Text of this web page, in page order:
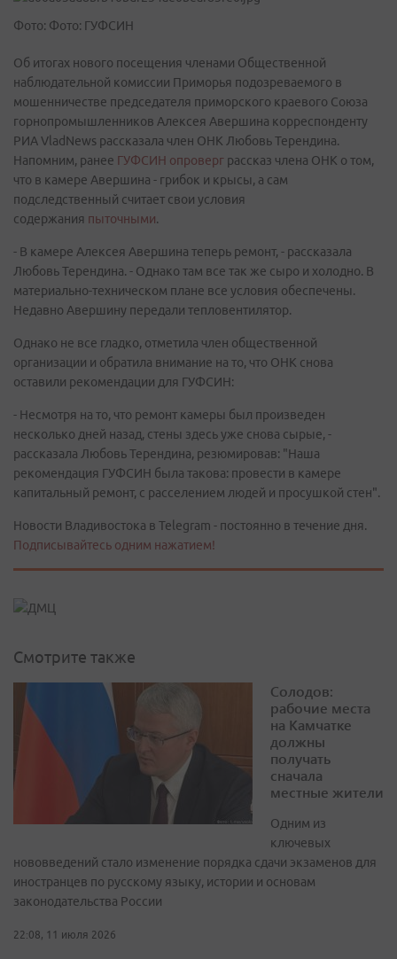
Фото: Фото: ГУФСИН
Об итогах нового посещения членами Общественной
наблюдательной комиссии Приморья подозреваемого в
мошенничестве председателя приморского краевого Союза
горнопромышленников Алексея Авершина корреспонденту
РИА VladNews рассказала член ОНК Любовь Терендина.
Напомним, ранее ГУФСИН опроверг рассказ члена ОНК о том,
что в камере Авершина - грибок и крысы, а сам
подследственный считает свои условия
содержания пыточными.
- В камере Алексея Авершина теперь ремонт, - рассказала
Любовь Терендина. - Однако там все так же сыро и холодно. В
материально-техническом плане все условия обеспечены.
Недавно Авершину передали тепловентилятор.
Однако не все гладко, отметила член общественной
организации и обратила внимание на то, что ОНК снова
оставили рекомендации для ГУФСИН:
- Несмотря на то, что ремонт камеры был произведен
несколько дней назад, стены здесь уже снова сырые, -
рассказала Любовь Терендина, резюмировав: "Наша
рекомендация ГУФСИН была такова: провести в камере
капитальный ремонт, с расселением людей и просушкой стен".
Новости Владивостока в Telegram - постоянно в течение дня.
Подписывайтесь одним нажатием!
Смотрите также
Солодов:
рабочие места
на Камчатке
должны
получать
сначала
местные жители
Одним из
ключевых
нововведений стало изменение порядка сдачи экзаменов для
иностранцев по русскому языку, истории и основам
законодательства России
22:08, 11 июля 2026